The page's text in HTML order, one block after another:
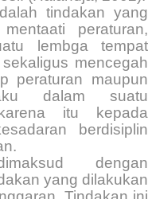
tindakan yang
peraturan,
lembga tempat
mencegah
peraturan maupun
dalam suatu
itu kepada
berdisiplin
dengan
yang dilakukan